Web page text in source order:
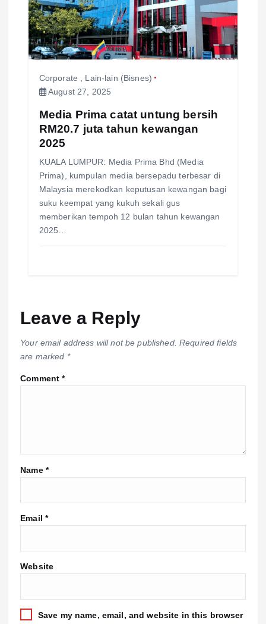
Corporate
Lain-lain (Bisnes)
August 27, 2025
Media Prima catat untung bersih
RM20.7 juta tahun kewangan
2025
KUALA LUMPUR: Media Prima Bhd (Media
Prima), kumpulan media bersepadu terbesar di
Malaysia merekodkan keputusan kewangan bagi
suku keempat yang kukuh sekali gus
memberikan tempoh 12 bulan tahun kewangan
2025…
Leave a Reply
Your email address will not be published. Required fields
are marked *
Comment*
Name *
Email *
Website
Save my name, email, and website in this browser